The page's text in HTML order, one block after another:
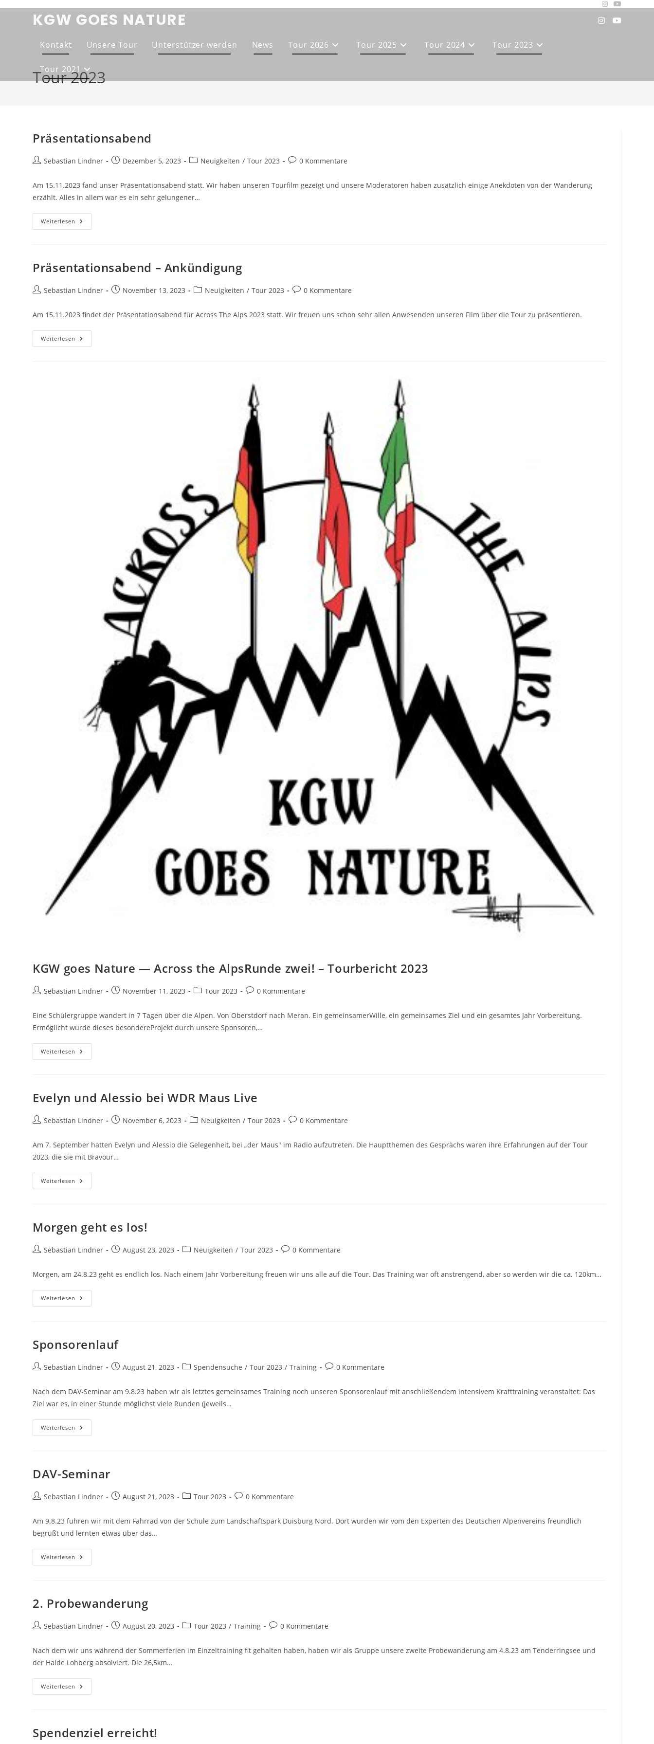
KGW GOES NATURE
Kontakt Unsere Tour Unterstützer werden News Tour 2026 Tour 2025 Tour 2024 Tour 2023
Tour 2021
Tour 2023
Präsentationsabend
Beitrags-
Sebastian Lindner
BeitragDezember 5, 2023
Beitrags-
Neuigkeiten / Tour 2023
Beitrags-
0 Kommentare
Am 15.11.2023 fand unser Präsentationsabend statt. Wir haben unseren Tourfilm gezeigt und unsere Moderatoren haben zusätzlich einige Anekdoten von der Wanderung
erzählt. Alles in allem war es ein sehr gelungener…
Weiterlesen Präsentationsabend
Präsentationsabend – Ankündigung
Beitrags-
Sebastian Lindner
BeitragNovember 13, 2023
Beitrags-
Neuigkeiten / Tour 2023
Beitrags-
0 Kommentare
Am 15.11.2023 findet der Präsentationsabend für Across The Alps 2023 statt. Wir freuen uns schon sehr allen Anwesenden unseren Film über die Tour zu präsentieren.
Weiterlesen Präsentationsabend
–
KGW goes Nature — Across the AlpsRunde zwei! – Tourbericht 2023
Beitrags-
Sebastian Lindner
BeitragNovember 11, 2023
Beitrags-
Tour 2023
Beitrags-
0 Kommentare
Eine Schülergruppe wandert in 7 Tagen über die Alpen. Von Oberstdorf nach Meran. Ein gemeinsamerWille, ein gemeinsames Ziel und ein gesamtes Jahr Vorbereitung.
Ermöglicht wurde dieses besondereProjekt durch unsere Sponsoren,…
Weiterlesen KGW
Goes
AlpsRunde
Zwei!
2023
Evelyn und Alessio bei WDR Maus Live
Beitrags-
Sebastian Lindner
BeitragNovember 6, 2023
Beitrags-
Neuigkeiten / Tour 2023
Beitrags-
0 Kommentare
Am 7. September hatten Evelyn und Alessio die Gelegenheit, bei „der Maus" im Radio aufzutreten. Die Hauptthemen des Gesprächs waren ihre Erfahrungen auf der Tour
2023, die sie mit Bravour…
Weiterlesen Evelyn
Und
Morgen geht es los!
Beitrags-
Sebastian Lindner
BeitragAugust 23, 2023
Beitrags-
Neuigkeiten / Tour 2023
Beitrags-
0 Kommentare
Morgen, am 24.8.23 geht es endlich los. Nach einem Jahr Vorbereitung freuen wir uns alle auf die Tour. Das Training war oft anstrengend, aber so werden wir die ca. 120km…
Weiterlesen Morgen
Geht
Sponsorenlauf
Beitrags-
Sebastian Lindner
BeitragAugust 21, 2023
Beitrags-
Spendensuche / Tour 2023 / Training
Beitrags-
0 Kommentare
Nach dem DAV-Seminar am 9.8.23 haben wir als letztes gemeinsames Training noch unseren Sponsorenlauf mit anschließendem intensivem Krafttraining veranstaltet: Das
Ziel war es, in einer Stunde möglichst viele Runden (jeweils…
Weiterlesen Sponsorenlauf
DAV-Seminar
Beitrags-
Sebastian Lindner
BeitragAugust 21, 2023
Beitrags-
Tour 2023
Beitrags-
0 Kommentare
Am 9.8.23 fuhren wir mit dem Fahrrad von der Schule zum Landschaftspark Duisburg Nord. Dort wurden wir vom den Experten des Deutschen Alpenvereins freundlich
begrüßt und lernten etwas über das…
Weiterlesen DAV-
Seminar
2. Probewanderung
Beitrags-
Sebastian Lindner
BeitragAugust 20, 2023
Beitrags-
Tour 2023 / Training
Beitrags-
0 Kommentare
Nach dem wir uns während der Sommerferien im Einzeltraining fit gehalten haben, haben wir als Gruppe unsere zweite Probewanderung am 4.8.23 am Tenderringsee und
der Halde Lohberg absolviert. Die 26,5km…
Weiterlesen 2.
Probewanderung
Spendenziel erreicht!